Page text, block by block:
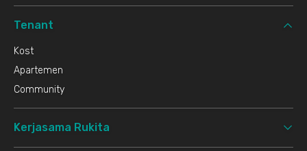
Tenant
Kost
Apartemen
Community
Kerjasama Rukita